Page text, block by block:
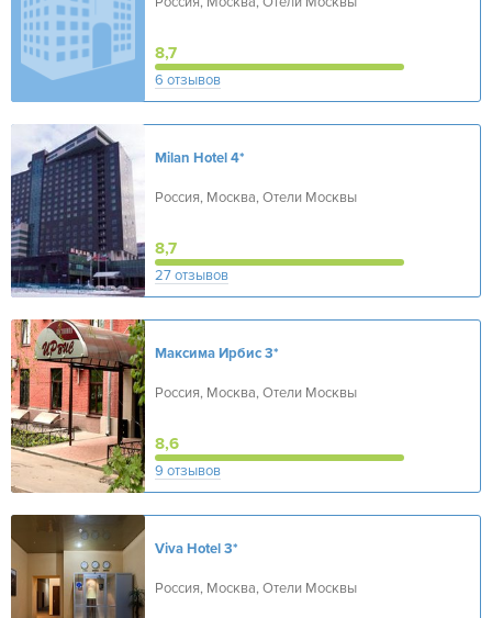
8,7
6 отзывов
Milan Hotel4*
Россия, Москва, Отели Москвы
8,7
27 отзывов
Максима Ирбис3*
Россия, Москва, Отели Москвы
8,6
9 отзывов
Viva Hotel3*
Россия, Москва, Отели Москвы